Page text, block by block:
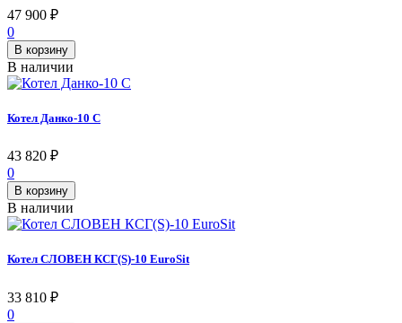
47 900 ₽
0
В корзину
В наличии
Котел Данко-10 С
43 820 ₽
0
В корзину
В наличии
Котел СЛОВЕН КСГ(S)-10 EuroSit
33 810 ₽
0